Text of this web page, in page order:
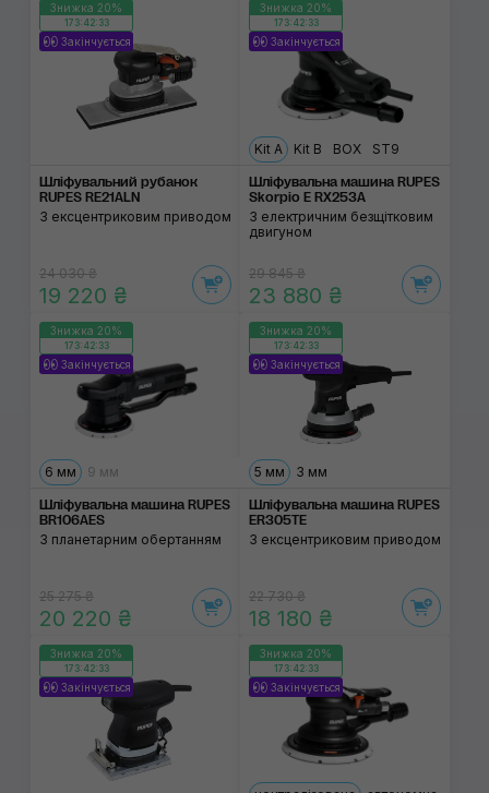
Знижка 20%
173:42:32
Закінчується
Шліфувальний рубанок
RUPES RE21ALN
З ексцентриковим приводом
24 030 ₴
19 220 ₴
Знижка 20%
173:42:32
Закінчується
Kit A Kit B BOX ST9
Шліфувальна машина RUPES
Skorpio E RX253A
З електричним безщітковим
двигуном
29 845 ₴
23 880 ₴
Знижка 20%
173:42:32
Закінчується
6 мм 9 мм
Шліфувальна машина RUPES
BR106AES
З планетарним обертанням
25 275 ₴
20 220 ₴
Знижка 20%
173:42:32
Закінчується
5 мм 3 мм
Шліфувальна машина RUPES
ER305TE
З ексцентриковим приводом
22 730 ₴
18 180 ₴
Знижка 20%
173:42:32
Закінчується
Знижка 20%
173:42:32
Закінчується